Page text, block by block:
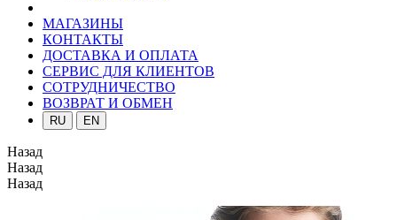
МАГАЗИНЫ
КОНТАКТЫ
ДОСТАВКА И ОПЛАТА
СЕРВИС ДЛЯ КЛИЕНТОВ
СОТРУДНИЧЕСТВО
ВОЗВРАТ И ОБМЕН
RU EN
Назад
Назад
Назад